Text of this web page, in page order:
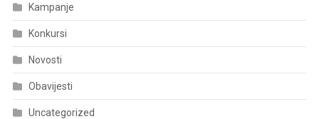
Kampanje
Konkursi
Novosti
Obavijesti
Uncategorized